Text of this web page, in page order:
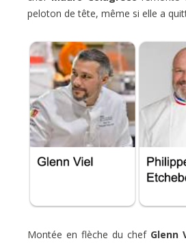
peloton de tête, même si elle a
Montée en flèche du chef Glenn